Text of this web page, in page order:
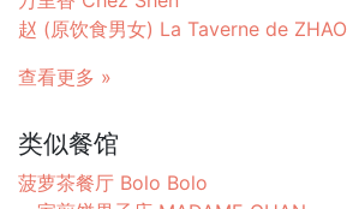
赵 (原饮食男女) La Taverne de ZHAO
查看更多 »
类似餐馆
菠萝茶餐厅 Bolo Bolo